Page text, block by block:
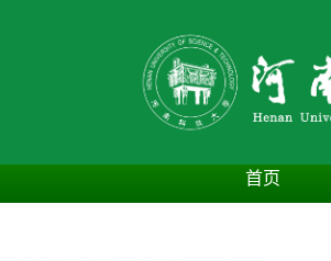
首页